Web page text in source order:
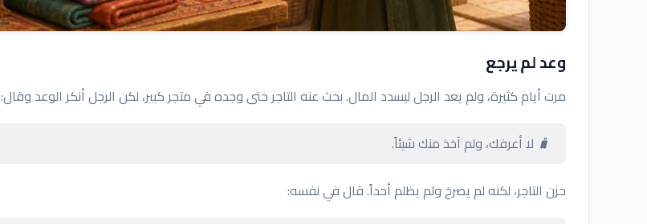
وعد لم يرجع
مرت أيام كثيرة، ولم يعد الرجل ليسدد المال. بحث عنه التاجر حتى وجده في متجر كبير، لكن الرجل أنكر الوعد وقال:
🧳 لا أعرفك، ولم آخذ منك شيئاً.
حزن التاجر، لكنه لم يصرخ ولم يظلم أحداً. قال في نفسه: